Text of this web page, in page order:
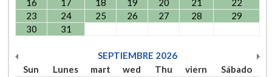
16
17 18 19 20 21
22
23
24 25 26 27 28
29
30
31
SEPTIEMBRE 2026
Sun
Lunes mart wed Thu viern
Sábado